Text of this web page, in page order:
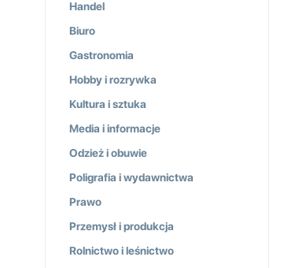
Handel
Biuro
Gastronomia
Hobby i rozrywka
Kultura i sztuka
Media i informacje
Odzież i obuwie
Poligrafia i wydawnictwa
Prawo
Przemysł i produkcja
Rolnictwo i leśnictwo